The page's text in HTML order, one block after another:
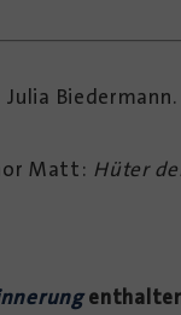
Biedermann.
Matt: Hüter